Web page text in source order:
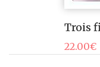
Trois
22.00€